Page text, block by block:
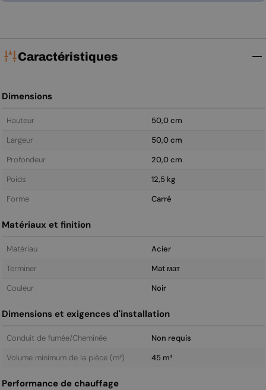
Caractéristiques
Dimensions
Hauteur
50,0 cm
Largeur
50,0 cm
Profondeur
20,0 cm
Poids
12,5 kg
Forme
Carré
Matériaux et finition
Matériau
Acier
Terminer
Mat мат
Couleur
Noir
Dimensions et exigences d'installation
Conduit de fumée/Cheminée
Non requis
Volume minimum de la pièce (m³)
45 m³
Performance de chauffage